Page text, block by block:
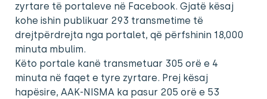
zyrtare të portaleve në Facebook. Gjatë kësaj
kohe ishin publikuar 293 transmetime të
drejtpërdrejta nga portalet, që përfshinin 18,000
minuta mbulim.
Këto portale kanë transmetuar 305 orë e 4
minuta në faqet e tyre zyrtare. Prej kësaj
hapësire, AAK-NISMA ka pasur 205 orë e 53